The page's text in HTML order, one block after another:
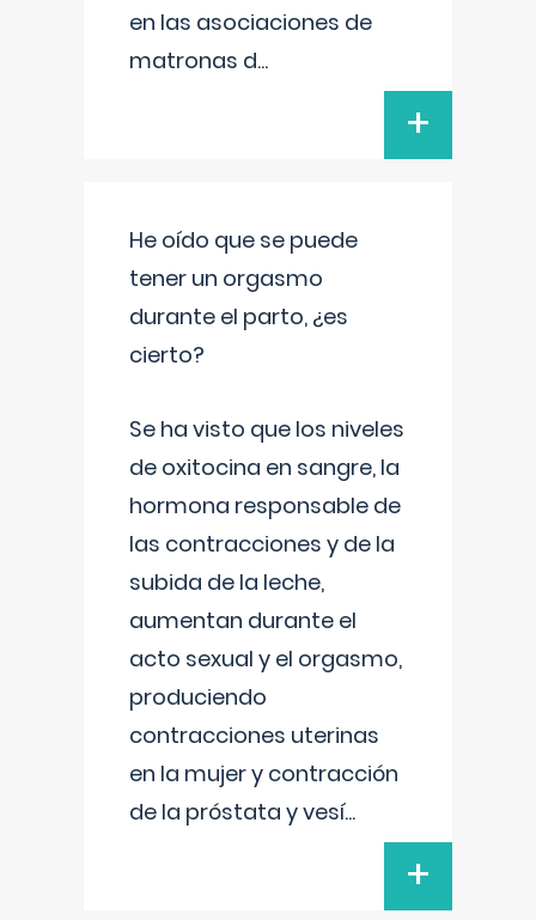
en las asociaciones de
matronas d...
+
He oído que se puede
tener un orgasmo
durante el parto, ¿es
cierto?
Se ha visto que los niveles
de oxitocina en sangre, la
hormona responsable de
las contracciones y de la
subida de la leche,
aumentan durante el
acto sexual y el orgasmo,
produciendo
contracciones uterinas
en la mujer y contracción
de la próstata y vesí...
+